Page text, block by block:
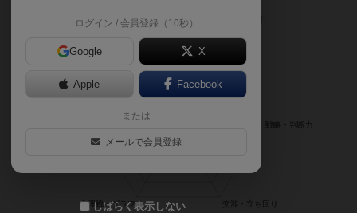
※リストには一定の投票数がある作品のみを表示しています
ログイン / 会員登録（10秒）
Google X
Apple Facebook
または
メールで会員登録
しばらく表示しない